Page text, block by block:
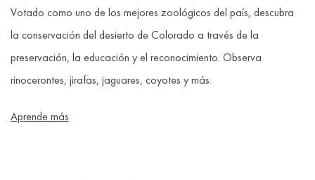
Votado como uno de los mejores zoológicos del país, descubra
la conservación del desierto de Colorado a través de la
preservación, la educación y el reconocimiento. Observa
rinocerontes, jirafas, jaguares, coyotes y más.
Aprende más